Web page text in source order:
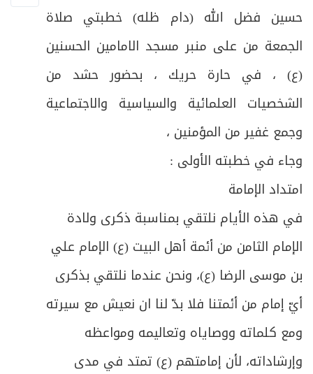
حسين فضل الله (دام ظله) خطبتي صلاة
الجمعة من على منبر مسجد الامامين الحسنين
(ع) ، في حارة حريك ، بحضور حشد من
الشخصيات العلمائية والسياسية والاجتماعية
وجمع غفير من المؤمنين ،
وجاء في خطبته الأولى :
امتداد الإمامة
في هذه الأيام نلتقي بمناسبة ذكرى ولادة
الإمام الثامن من أئمة أهل البيت (ع) الإمام علي
بن موسى الرضا (ع)، ونحن عندما نلتقي بذكرى
أيّ إمام من أئمتنا فلا بدّ لنا ان نعيش مع سيرته
ومع كلماته ووصاياه وتعاليمه ومواعظه
وإرشاداته، لأن إمامتهم (ع) تمتد في مدى